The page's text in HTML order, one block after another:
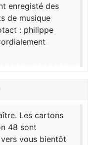
enregisté des
de musique
: philippe
Les cartons
48 sont
vous bientôt